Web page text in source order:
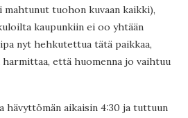
tuohon kuvaan kaikki),
kaupunkiin ei oo yhtään
nyt hehkutettua tätä paikkaa,
että huomenna jo vaihtuu
hävyttömän aikaisin 4:30 ja tuttuun